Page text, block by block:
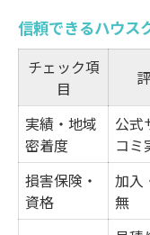
信頼できるハウス
チェック項
目
実績・地域
密着度
公式
コミ
損害保険・
資格
加入
無